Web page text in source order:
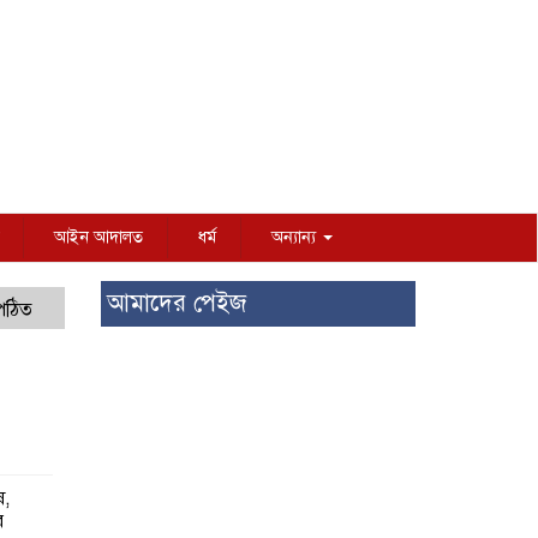
আইন আদালত ধর্ম অন্যান্য
আমাদের পেইজ